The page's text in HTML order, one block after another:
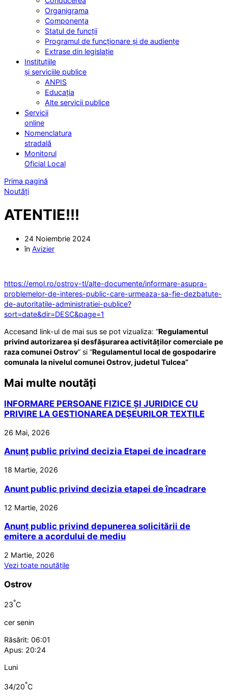
Organigrama
Componența
Statul de funcții
Programul de funcționare și de audiențe
Extrase din legislație
Instituțiile
și serviciile publice
ANPIS
Educația
Alte servicii publice
Servicii
online
Nomenclatura
stradală
Monitorul
Oficial Local
Prima pagină
Noutăți
ATENTIE!!!
24 Noiembrie 2024
în Avizier
https://emol.ro/ostrov-tl/alte-documente/informare-asupra-
problemelor-de-interes-public-care-urmeaza-sa-fie-dezbatute-
de-autoritatile-administratiei-publice?
sort=date&dir=DESC&page=1
Accesand link-ul de mai sus se pot vizualiza: “Regulamentul
privind autorizarea și desfășurarea activităților comerciale pe
raza comunei Ostrov” si “Regulamentul local de gospodarire
comunala la nivelul comunei Ostrov, judetul Tulcea”
Mai multe noutăți
INFORMARE PERSOANE FIZICE ȘI JURIDICE CU
PRIVIRE LA GESTIONAREA DEȘEURILOR TEXTILE
26 Mai, 2026
Anunț public privind decizia Etapei de incadrare
18 Martie, 2026
Anunt public privind decizia etapei de încadrare
12 Martie, 2026
Anunț public privind depunerea solicitării de
emitere a acordului de mediu
2 Martie, 2026
Vezi toate noutățile
Ostrov
23°C
cer senin
Răsărit: 06:01
Apus: 20:24
Luni
34/20°C